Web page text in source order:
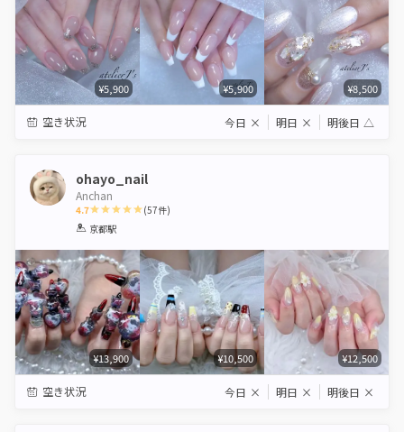
¥5,900 ¥5,900 ¥8,500
空き状況 今日 × 明日 × 明後日 △
ohayo_nail
Anchan
4.7
1 2 3
(57件)
京都駅
¥13,900 ¥10,500 ¥12,500
空き状況 今日 × 明日 × 明後日 ×